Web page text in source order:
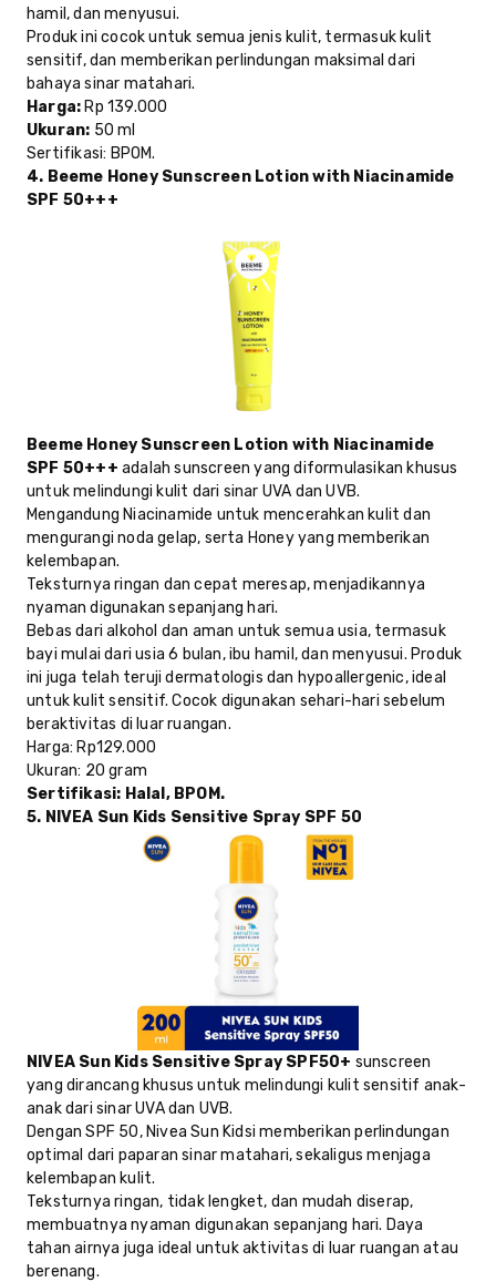
hamil, dan menyusui.
Produk ini cocok untuk semua jenis kulit, termasuk kulit
sensitif, dan memberikan perlindungan maksimal dari
bahaya sinar matahari.
Harga: Rp 139.000
Ukuran: 50 ml
Sertifikasi: BPOM.
4. Beeme Honey Sunscreen Lotion with Niacinamide
SPF 50+++
Beeme Honey Sunscreen Lotion with Niacinamide
SPF 50+++ adalah sunscreen yang diformulasikan khusus
untuk melindungi kulit dari sinar UVA dan UVB.
Mengandung Niacinamide untuk mencerahkan kulit dan
mengurangi noda gelap, serta Honey yang memberikan
kelembapan.
Teksturnya ringan dan cepat meresap, menjadikannya
nyaman digunakan sepanjang hari.
Bebas dari alkohol dan aman untuk semua usia, termasuk
bayi mulai dari usia 6 bulan, ibu hamil, dan menyusui. Produk
ini juga telah teruji dermatologis dan hypoallergenic, ideal
untuk kulit sensitif. Cocok digunakan sehari-hari sebelum
beraktivitas di luar ruangan.
Harga: Rp129.000
Ukuran: 20 gram
Sertifikasi: Halal, BPOM.
5. NIVEA Sun Kids Sensitive Spray SPF 50
NIVEA Sun Kids Sensitive Spray SPF50+ sunscreen
yang dirancang khusus untuk melindungi kulit sensitif anak-
anak dari sinar UVA dan UVB.
Dengan SPF 50, Nivea Sun Kidsi memberikan perlindungan
optimal dari paparan sinar matahari, sekaligus menjaga
kelembapan kulit.
Teksturnya ringan, tidak lengket, dan mudah diserap,
membuatnya nyaman digunakan sepanjang hari. Daya
tahan airnya juga ideal untuk aktivitas di luar ruangan atau
berenang.